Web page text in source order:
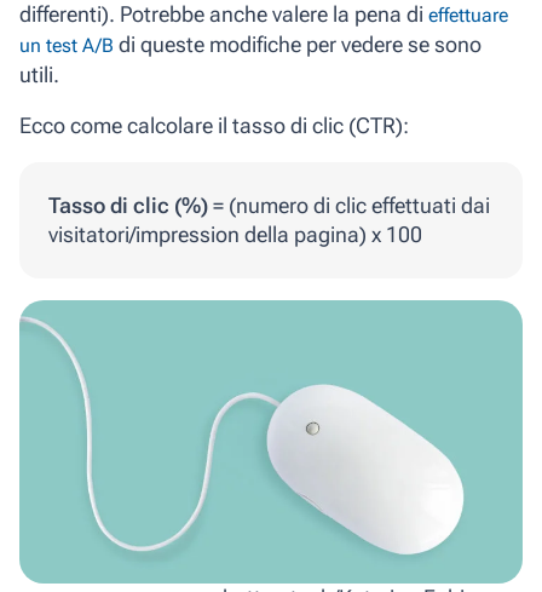
differenti). Potrebbe anche valere la pena di effettuare
un test A/B di queste modifiche per vedere se sono
utili.
Ecco come calcolare il tasso di clic (CTR):
Tasso di clic (%)= (numero di clic effettuati dai
visitatori/impression della pagina) x 100